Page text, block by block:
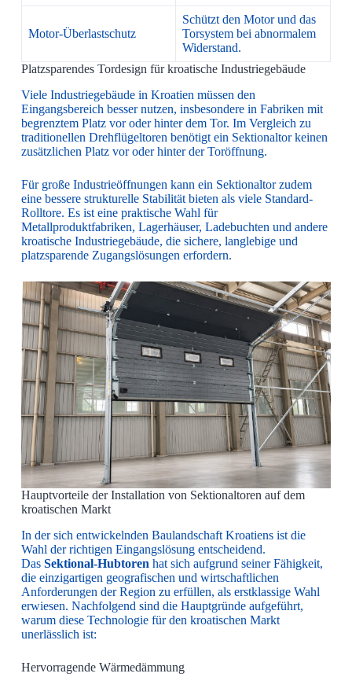
Motor-Überlastschutz
Schützt den Motor und das
Torsystem bei abnormalem
Widerstand.
Platzsparendes Tordesign für kroatische Industriegebäude
Viele Industriegebäude in Kroatien müssen den
Eingangsbereich besser nutzen, insbesondere in Fabriken mit
begrenztem Platz vor oder hinter dem Tor. Im Vergleich zu
traditionellen Drehflügeltoren benötigt ein Sektionaltor keinen
zusätzlichen Platz vor oder hinter der Toröffnung.
Für große Industrieöffnungen kann ein Sektionaltor zudem
eine bessere strukturelle Stabilität bieten als viele Standard-
Rolltore. Es ist eine praktische Wahl für
Metallproduktfabriken, Lagerhäuser, Ladebuchten und andere
kroatische Industriegebäude, die sichere, langlebige und
platzsparende Zugangslösungen erfordern.
Hauptvorteile der Installation von Sektionaltoren auf dem
kroatischen Markt
In der sich entwickelnden Baulandschaft Kroatiens ist die
Wahl der richtigen Eingangslösung entscheidend.
Das Sektional-Hubtoren hat sich aufgrund seiner Fähigkeit,
die einzigartigen geografischen und wirtschaftlichen
Anforderungen der Region zu erfüllen, als erstklassige Wahl
erwiesen. Nachfolgend sind die Hauptgründe aufgeführt,
warum diese Technologie für den kroatischen Markt
unerlässlich ist:
Hervorragende Wärmedämmung